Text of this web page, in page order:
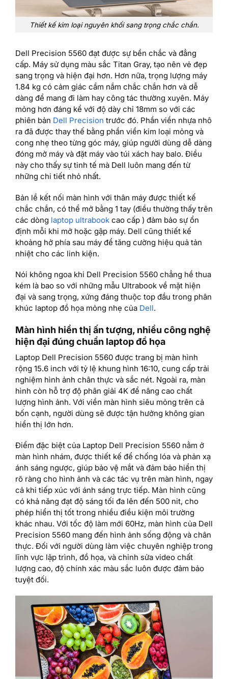
Thiết kế kim loại nguyên khối sang trọng chắc chắn.
Dell Precision 5560 đạt được sự bền chắc và đẳng
cấp. Máy sử dụng màu sắc Titan Gray, tạo nên vẻ đẹp
sang trọng và hiện đại hơn. Hơn nữa, trọng lượng máy
1.84 kg có cảm giác cầm nắm chắc chắn hơn và dễ
dàng để mang đi làm hay công tác thường xuyên. Máy
mỏng hơn đáng kể với độ dày chỉ 18mm so với các
phiên bản Dell Precision trước đó. Phần viền nhựa nhô
ra đã được thay thế bằng phần viền kim loại mỏng và
cong nhẹ theo từng góc máy, giúp người dùng dễ dàng
đóng mở máy và đặt máy vào túi xách hay balo. Điều
này cho thấy sự tinh tế mà Dell luôn mang đến từ
những chi tiết nhỏ nhất.
Bản lề kết nối màn hình với thân máy được thiết kế
chắc chắn, có thể mở bằng 1 tay (điều thường thấy trên
các dòng laptop ultrabook cao cấp ) đảm bảo sự ổn
định mỗi khi mở hoặc gập máy. Dell cũng thiết kế
khoảng hở phía sau máy để tăng cường hiệu quả tản
nhiệt cho các linh kiện.
Nói không ngoa khi Dell Precision 5560 chẳng hề thua
kém là bao so với những mẫu Ultrabook về mặt hiện
đại và sang trọng, xứng đáng thuộc top đầu trong phân
khúc laptop đồ họa mỏng nhẹ của Dell.
Màn hình hiển thị ấn tượng, nhiều công nghệ
hiện đại đúng chuẩn laptop đồ họa
Laptop Dell Precision 5560 được trang bị màn hình
rộng 15.6 inch với tỷ lệ khung hình 16:10, cung cấp trải
nghiệm hình ảnh chân thực và sắc nét. Ngoài ra, màn
hình còn hỗ trợ độ phân giải 4K để nâng cao chất
lượng hình ảnh. Với viền màn hình siêu mỏng trên cả
bốn cạnh, người dùng sẽ được tận hưởng không gian
hiển thị lớn hơn.
Điểm đặc biệt của Laptop Dell Precision 5560 nằm ở
màn hình nhám, được thiết kế để chống lóa và phản xạ
ánh sáng ngược, giúp bảo vệ mắt và đảm bảo hiển thị
rõ ràng cho hình ảnh và các tác vụ trên màn hình, ngay
cả khi tiếp xúc với ánh sáng trực tiếp. Màn hình cũng
có khả năng đạt độ sáng tối đa lên đến 500 nit, cho
phép hiển thị tốt trong nhiều điều kiện môi trường
khác nhau. Với tốc độ làm mới 60Hz, màn hình của Dell
Precision 5560 mang đến hình ảnh sống động và chân
thực. Đối với người dùng làm việc chuyên nghiệp trong
lĩnh vực lập trình, đồ họa, và chỉnh sửa video chất
lượng cao, độ chính xác màu sắc luôn được đảm bảo
tuyệt đối.